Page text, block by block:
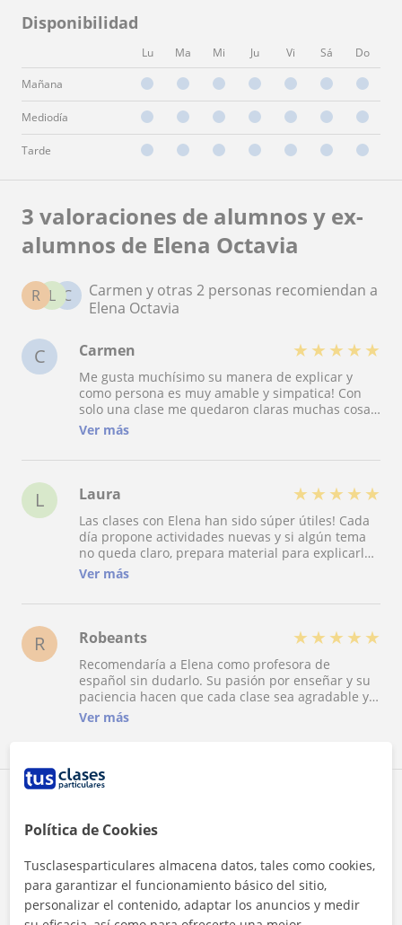
Disponibilidad
Lu Ma Mi Ju Vi Sá Do
Mañana
Mediodía
Tarde
3 valoraciones de alumnos y ex-
alumnos de Elena Octavia
C
L
R
Carmen y otras 2 personas recomiendan a
Elena Octavia
C Carmen ★ ★ ★ ★ ★
Me gusta muchísimo su manera de explicar y
como persona es muy amable y simpatica! Con
solo una clase me quedaron claras muchas cosas
que antes me costaba entender. De vdd gracias
abrazo!
Ver más
L Laura ★ ★ ★ ★ ★
Las clases con Elena han sido súper útiles! Cada
día propone actividades nuevas y si algún tema
no queda claro, prepara material para explicarlo
mejor. Me ha recomendado películas, libros y
Realmente es una profe apasionada por lo que
totalmente y estoy feliz de seguir aprendiendo
Ver más
R Robeants ★ ★ ★ ★ ★
Recomendaría a Elena como profesora de
español sin dudarlo. Su pasión por enseñar y su
paciencia hacen que cada clase sea agradable y
efectiva. Es capaz de adaptarse al ritmo de cada
agradecido por su dedicación en mi proceso de
aprendizaje.
Ver más
Política de Cookies
Tusclasesparticulares almacena datos, tales como cookies,
para garantizar el funcionamiento básico del sitio,
personalizar el contenido, adaptar los anuncios y medir